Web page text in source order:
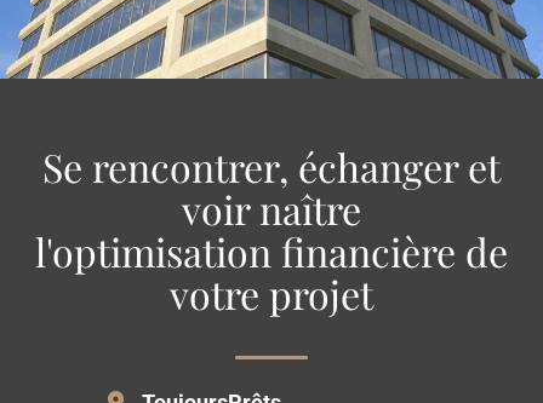
Se rencontrer, échanger et
voir naître
l'optimisation financière de
votre projet